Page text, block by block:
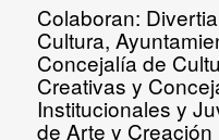
Colaboran:
Cultura,
Concejalía de
Creativas y
Institucionales y
de Arte y